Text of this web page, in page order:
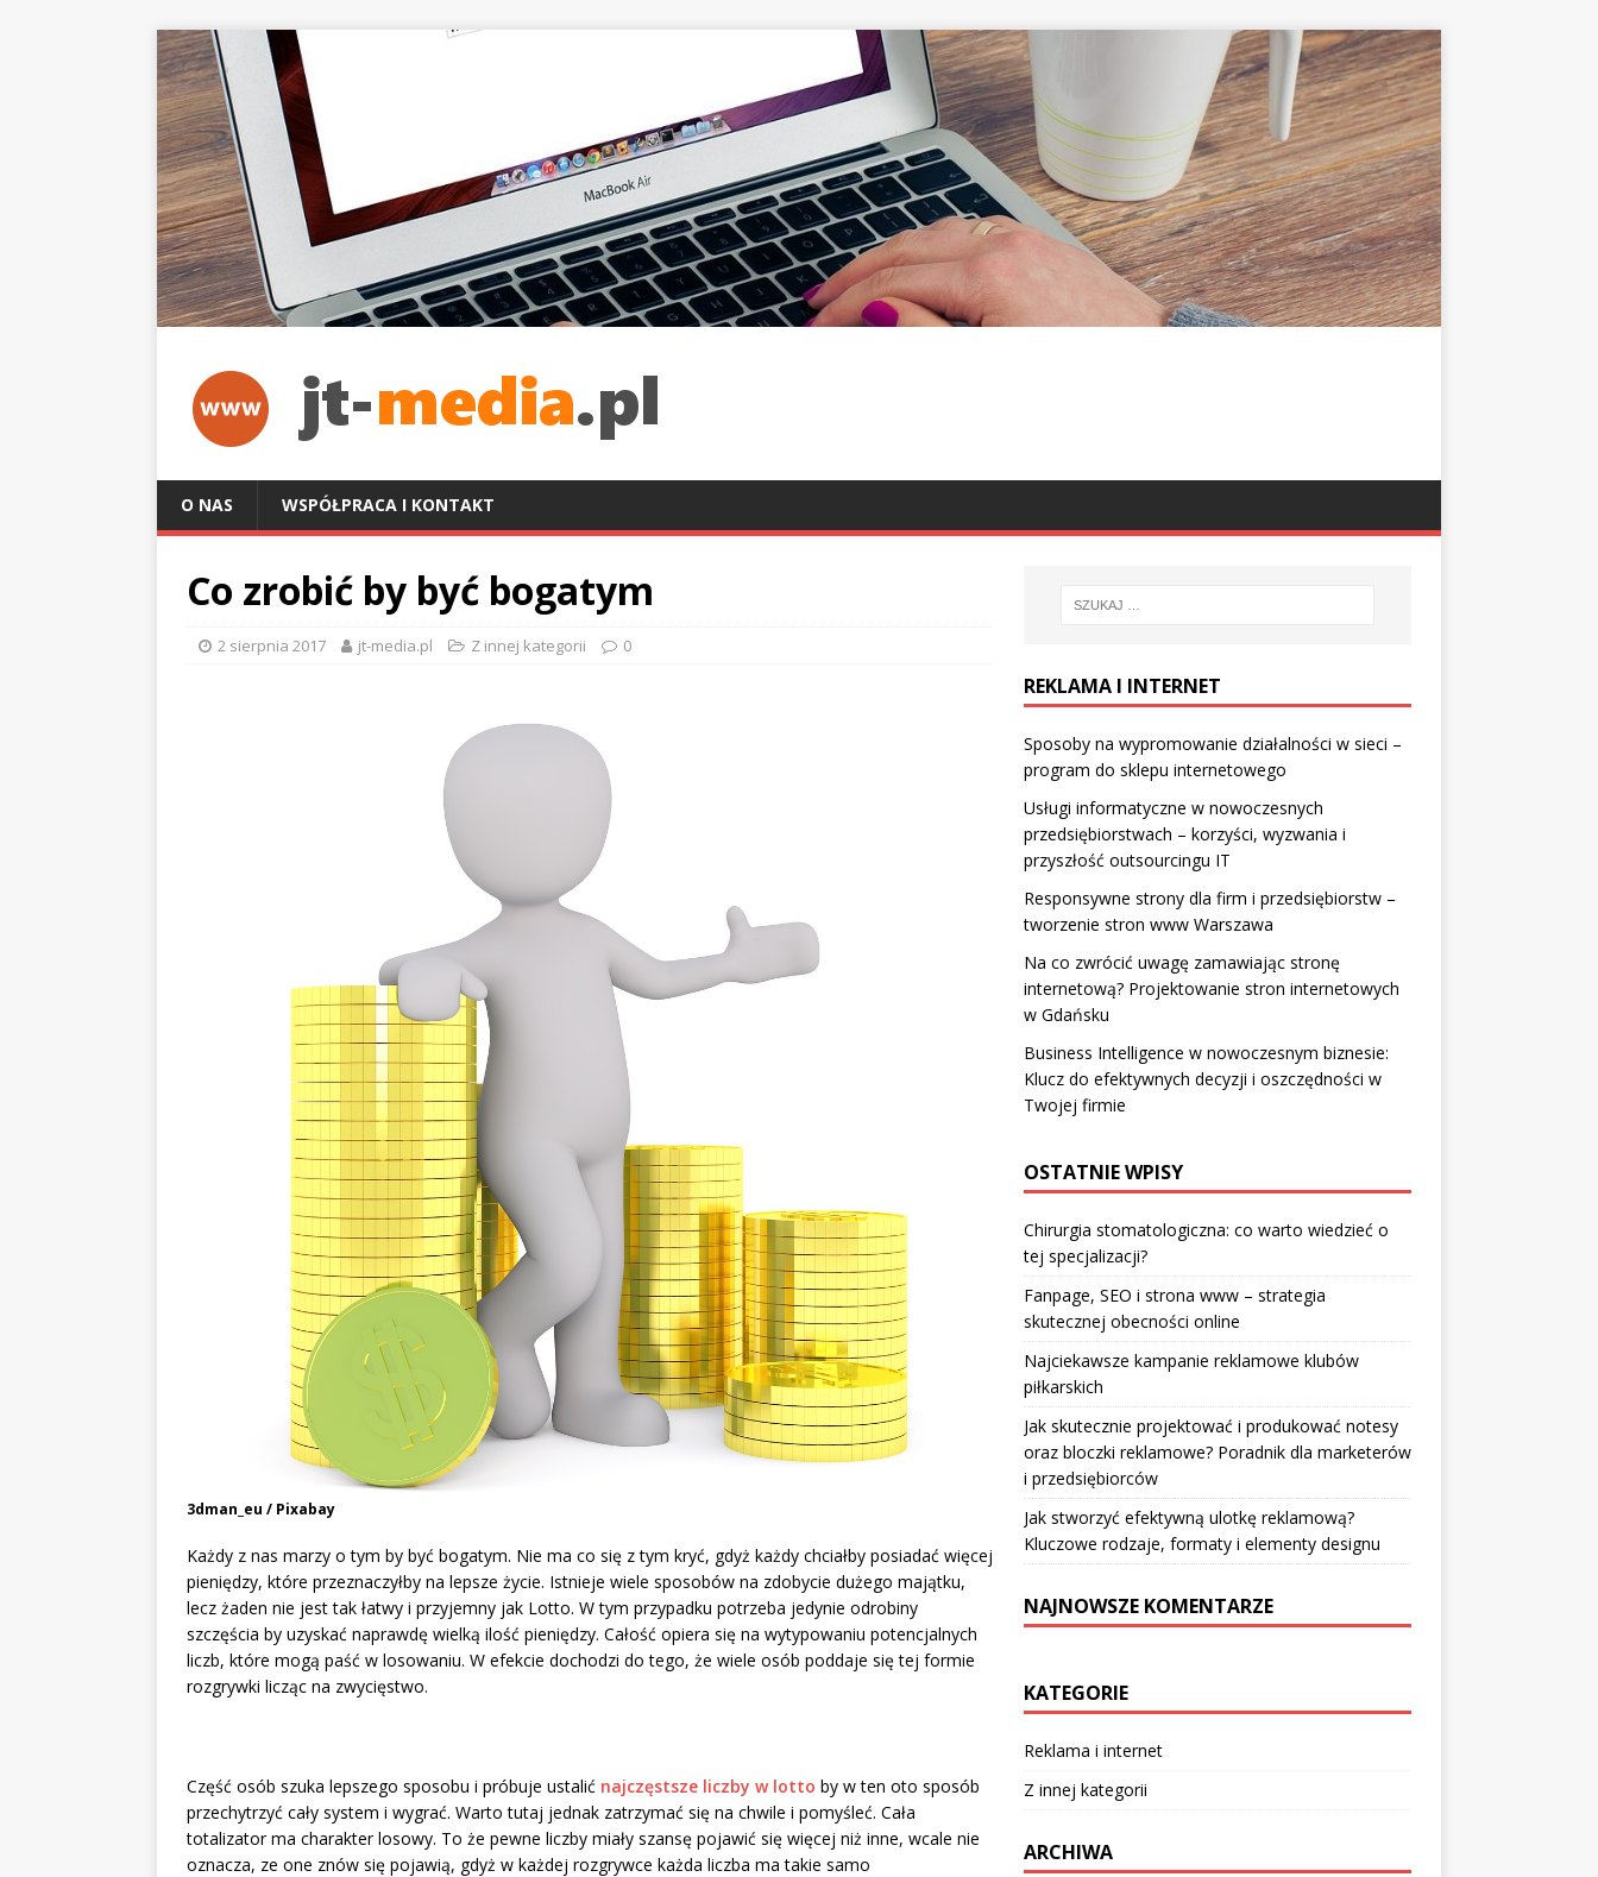
O NAS WSPÓŁPRACA I KONTAKT
Co zrobić by być bogatym
2 sierpnia 2017 jt-media.pl Z innej kategorii 0
3dman_eu / Pixabay
Każdy z nas marzy o tym by być bogatym. Nie ma co się z tym kryć, gdyż każdy chciałby posiadać więcej
pieniędzy, które przeznaczyłby na lepsze życie. Istnieje wiele sposobów na zdobycie dużego majątku,
lecz żaden nie jest tak łatwy i przyjemny jak Lotto. W tym przypadku potrzeba jedynie odrobiny
szczęścia by uzyskać naprawdę wielką ilość pieniędzy. Całość opiera się na wytypowaniu potencjalnych
liczb, które mogą paść w losowaniu. W efekcie dochodzi do tego, że wiele osób poddaje się tej formie
rozgrywki licząc na zwycięstwo.
Część osób szuka lepszego sposobu i próbuje ustalić najczęstsze liczby w lotto by w ten oto sposób
przechytrzyć cały system i wygrać. Warto tutaj jednak zatrzymać się na chwile i pomyśleć. Cała
totalizator ma charakter losowy. To że pewne liczby miały szansę pojawić się więcej niż inne, wcale nie
oznacza, ze one znów się pojawią, gdyż w każdej rozgrywce każda liczba ma takie samo
REKLAMA I INTERNET
Sposoby na wypromowanie działalności w sieci –
program do sklepu internetowego
Usługi informatyczne w nowoczesnych
przedsiębiorstwach – korzyści, wyzwania i
przyszłość outsourcingu IT
Responsywne strony dla firm i przedsiębiorstw –
tworzenie stron www Warszawa
Na co zwrócić uwagę zamawiając stronę
internetową? Projektowanie stron internetowych
w Gdańsku
Business Intelligence w nowoczesnym biznesie:
Klucz do efektywnych decyzji i oszczędności w
Twojej firmie
OSTATNIE WPISY
Chirurgia stomatologiczna: co warto wiedzieć o
tej specjalizacji?
Fanpage, SEO i strona www – strategia
skutecznej obecności online
Najciekawsze kampanie reklamowe klubów
piłkarskich
Jak skutecznie projektować i produkować notesy
oraz bloczki reklamowe? Poradnik dla marketerów
i przedsiębiorców
Jak stworzyć efektywną ulotkę reklamową?
Kluczowe rodzaje, formaty i elementy designu
NAJNOWSZE KOMENTARZE
KATEGORIE
Reklama i internet
Z innej kategorii
ARCHIWA